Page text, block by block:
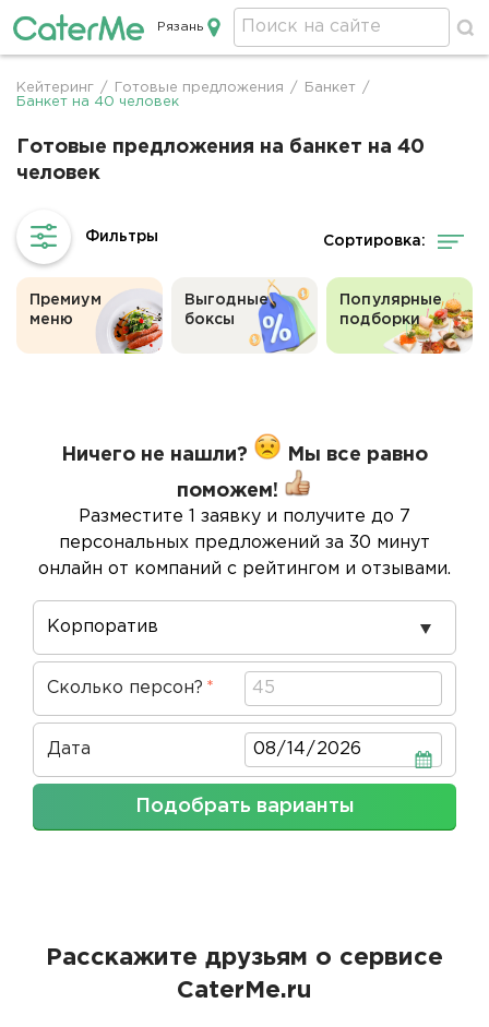
Кейтеринг в Рязани
Рязань
Строка
Кейтеринг / Готовые предложения / Банкет
/
Банкет на 40 человек
Готовые предложения на банкет на 40
человек
Сортировка:
Премиум
меню
Выгодные
боксы
Популярные
подборки
Ничего не нашли? Мы все равно
поможем!
Разместите 1 заявку и получите до 7
персональных предложений за 30 минут
онлайн от компаний с рейтингом и отзывами.
Повод
проведения
Сколько персон?
Дата Дата
Подобрать варианты
Расскажите друзьям о сервисе
CaterMe.ru